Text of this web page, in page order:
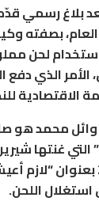
بلاغ رسمي
بصفته
لحن
الذي دفع
الاقتصادية
وائل محمد هو
التي غنتها
ألبومها الصادر عام 2005
استغلال اللحن.